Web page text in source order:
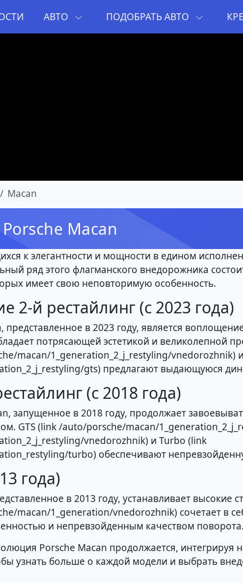
АВТО ПОДОБРАТЬ АВТО
Macan
Macan
к элегантности и мощности в едином
ряд этого флагманского внедорожника
имеет свою неповторимую особенность.
2-й рестайлинг (с 2023 года)
представленное в 2023 году, является
потрясающей эстетикой и великолепной
macan/1_generation_2_j_restyling/vnedorozhnik)
gts) предлагают выдающуюся
(с 2018 года)
запущенное в 2018 году, продолжает
GTS (link /auto/porsche/macan/
vnedorozhnik) и Turbo (link
turbo) обеспечивают
года)
в 2013 году, устанавливает
macan/1_generation/vnedorozhnik) сочетает в
и непревзойденным качеством
Porsche Macan продолжается, интегрируя
узнать больше о каждой модели и выбрать